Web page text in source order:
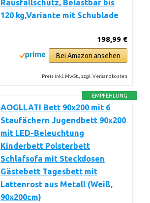
Rausfallschutz, Belastbar bis
120 kg,Variante mit Schublade
198,99 €
Bei Amazon ansehen
Preis inkl. MwSt., zzgl. Versandkosten
EMPFEHLUNG
AOGLLATI Bett 90x200 mit 6
Staufächern Jugendbett 90x200
mit LED-Beleuchtung
Kinderbett Polsterbett
Schlafsofa mit Steckdosen
Gästebett Tagesbett mit
Lattenrost aus Metall (Weiß,
90x200cm)